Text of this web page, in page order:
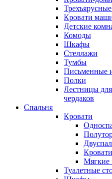
Кровати
Детские
Комоды
Шкафы
Стеллажи
Тумбы
Письменные
Полки
Лестницы
чердаков
Спальня
Кровати
Мягкие
Туалетные